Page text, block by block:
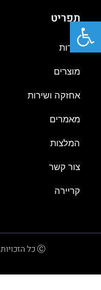
תפריט
אודות
מוצרים
אחזקה ושירות
מאמרים
המלצות
צור קשר
קריירה
Ⓒ כל הזכויות שמורות ל-א.נ.י.א פתרונות אנרגיה
פתח סרגל נגישות